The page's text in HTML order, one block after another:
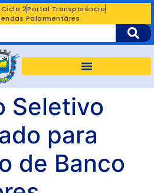
2Portal Transparência
Palarmentáres
Seletivo
para
de Banco